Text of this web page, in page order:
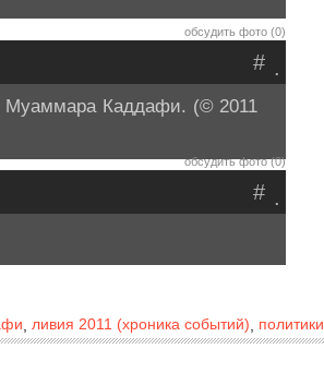
обсудить фото (0)
.
#
Муаммара Каддафи. (© 2011
обсудить фото (0)
.
#
ливия 2011 (хроника событий) политики